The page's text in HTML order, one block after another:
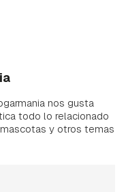
nos gusta
todo lo relacionado
y otros temas